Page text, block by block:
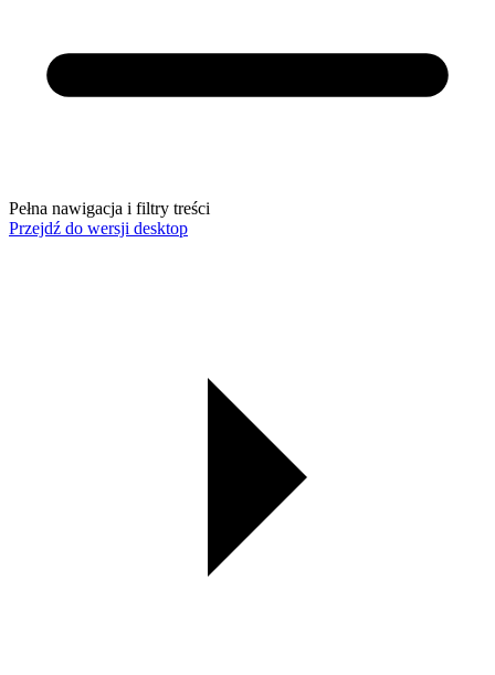
Pełna nawigacja i filtry treści
Przejdź do wersji desktop